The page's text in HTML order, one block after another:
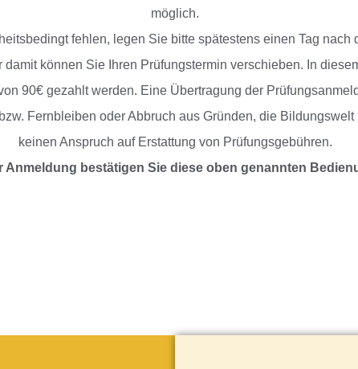
möglich.
fehlen, legen Sie bitte spätestens einen Tag nach
damit können Sie Ihren Prüfungstermin verschieben. In
90€ gezahlt werden. Eine Übertragung der
Fernbleiben oder Abbruch aus Gründen, die
keinen Anspruch auf Erstattung von Prüfungsgebühren.
Anmeldung bestätigen Sie diese oben genannten